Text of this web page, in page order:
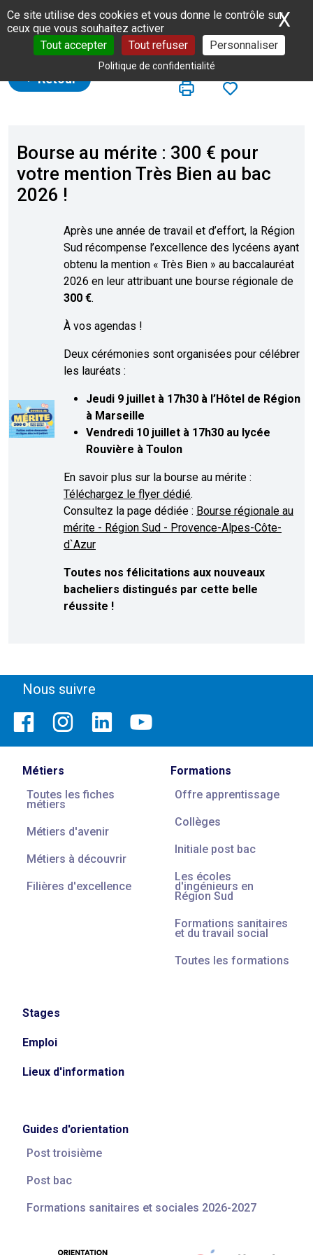
Panneau de gestion des cookies
Ce site utilise des cookies et vous donne le contrôle sur
ceux que vous souhaitez activer
Tout accepter
Tout refuser Personnaliser
Politique de confidentialité
X
Retour
Bourse au mérite : 300 € pour
votre mention Très Bien au bac
2026 !
Après une année de travail et d’effort, la Région
Sud récompense l’excellence des lycéens ayant
obtenu la mention « Très Bien » au baccalauréat
2026 en leur attribuant une bourse régionale de
300 €.
À vos agendas !
Deux cérémonies sont organisées pour célébrer
les lauréats :
Jeudi 9 juillet à 17h30 à l’Hôtel de Région
à Marseille
Vendredi 10 juillet à 17h30 au lycée
Rouvière à Toulon
En savoir plus sur la bourse au mérite :
Téléchargez le flyer dédié.
Consultez la page dédiée : Bourse régionale au
mérite - Région Sud - Provence-Alpes-Côte-
d`Azur
Toutes nos félicitations aux nouveaux
bacheliers distingués par cette belle
réussite !
Nous suivre
Métiers
Toutes les fiches
métiers
Métiers d'avenir
Métiers à découvrir
Filières d'excellence
Formations
Offre apprentissage
Collèges
Initiale post bac
Les écoles
d'ingénieurs en
Région Sud
Formations sanitaires
et du travail social
Toutes les formations
Stages
Emploi
Lieux d'information
Guides d'orientation
Post troisième
Post bac
Formations sanitaires et sociales 2026-2027